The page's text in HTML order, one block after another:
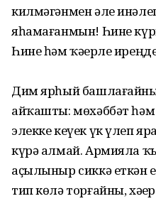
килмәгәнмен әле
яһамағанмын! Һине
Һине һәм ҡәҙерле
Дим ярһый
айҡашты: мөхәббәт
элекке кеүек үк үлеп
күрә алмай. Армияла
аҫылыныр сиккә еткән
тип көлә торғайны,